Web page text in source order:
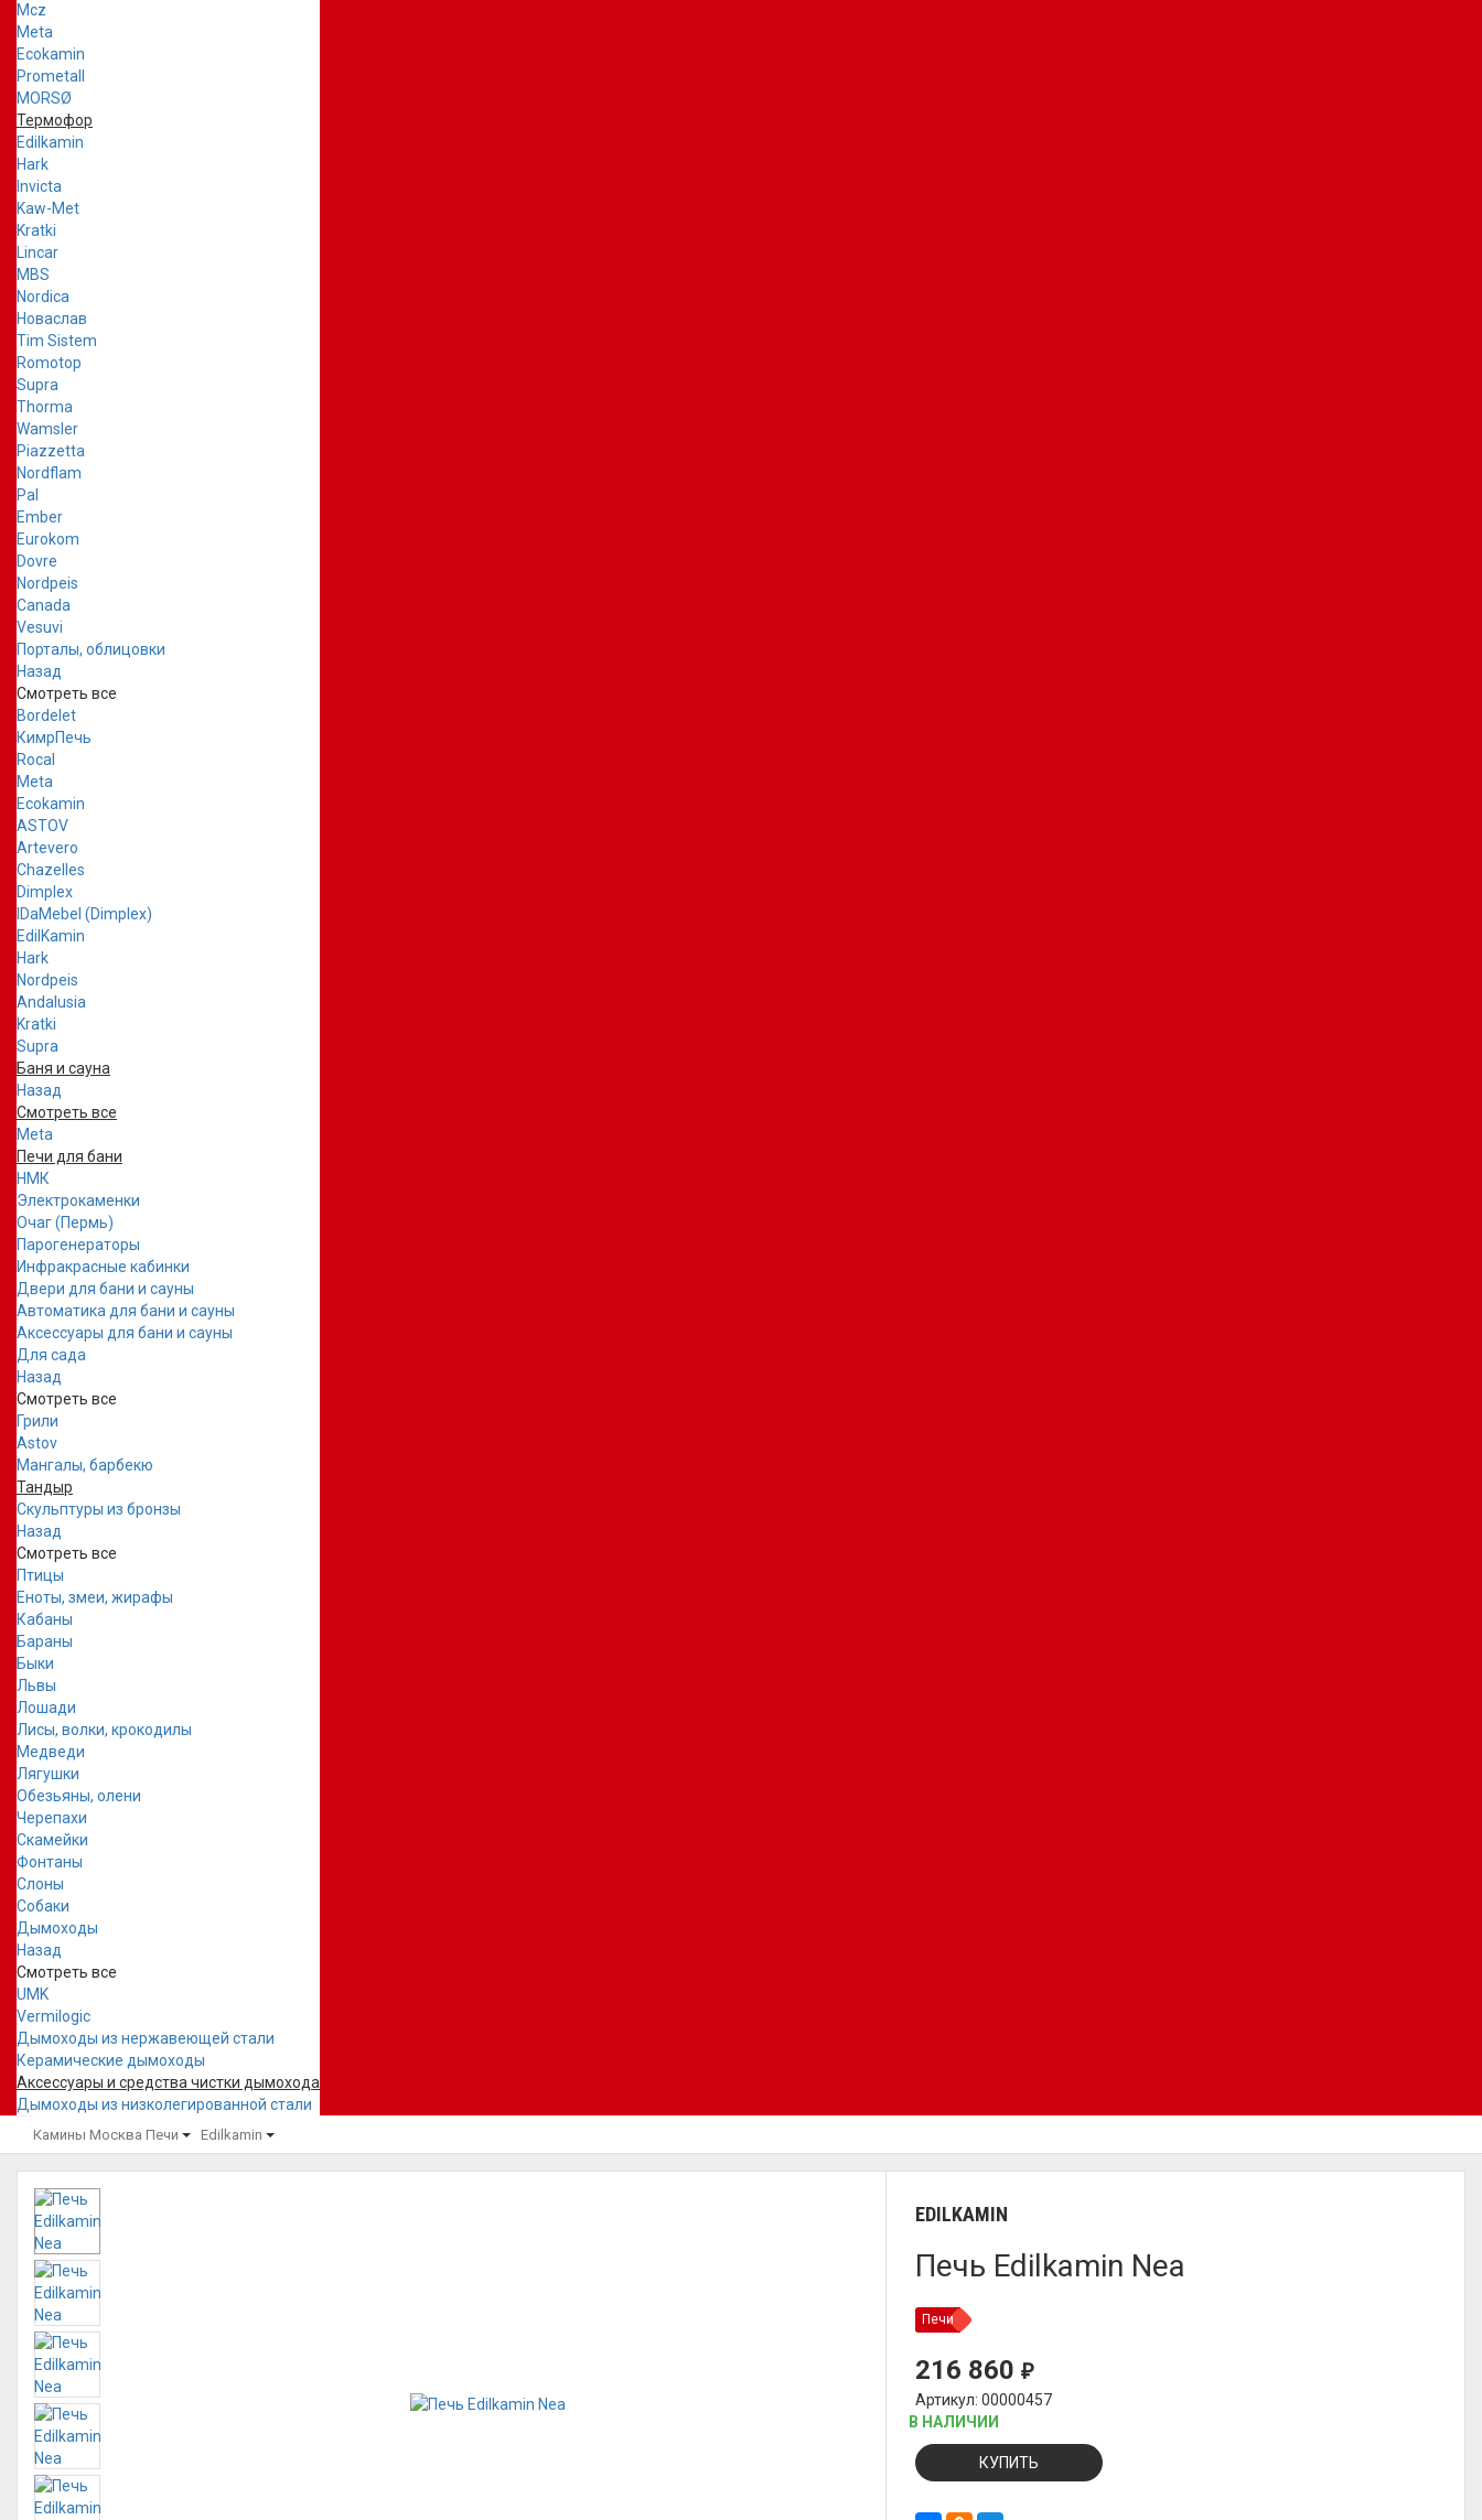
Mcz
Meta
Ecokamin
Prometall
MORSØ
Термофор
Edilkamin
Hark
Invicta
Kaw-Met
Kratki
Lincar
MBS
Nordica
Новаслав
Tim Sistem
Romotop
Supra
Thorma
Wamsler
Piazzetta
Nordflam
Pal
Ember
Eurokom
Dovre
Nordpeis
Canada
Vesuvi
Порталы, облицовки
Назад
Смотреть все
Bordelet
КимрПечь
Rocal
Meta
Ecokamin
ASTOV
Artevero
Chazelles
Dimplex
IDaMebel (Dimplex)
EdilKamin
Hark
Nordpeis
Andalusia
Kratki
Supra
Баня и сауна
Назад
Смотреть все
Meta
Печи для бани
НМК
Электрокаменки
Очаг (Пермь)
Парогенераторы
Инфракрасные кабинки
Двери для бани и сауны
Автоматика для бани и сауны
Аксессуары для бани и сауны
Для сада
Назад
Смотреть все
Грили
Astov
Мангалы, барбекю
Тандыр
Скульптуры из бронзы
Назад
Смотреть все
Птицы
Еноты, змеи, жирафы
Кабаны
Бараны
Быки
Львы
Лошади
Лисы, волки, крокодилы
Медведи
Лягушки
Обезьяны, олени
Черепахи
Скамейки
Фонтаны
Слоны
Собаки
Дымоходы
Назад
Смотреть все
UMK
Vermilogic
Дымоходы из нержавеющей стали
Керамические дымоходы
Аксессуары и средства чистки дымохода
Дымоходы из низколегированной стали
Камины Москва Печи Edilkamin
EDILKAMIN
Печь Edilkamin Nea
Печи
216 860₽
Артикул: 00000457
В НАЛИЧИИ
КУПИТЬ